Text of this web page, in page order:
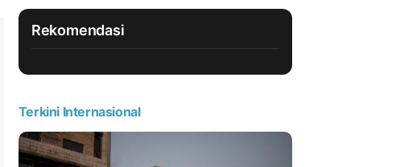
Rekomendasi
Terkini Internasional